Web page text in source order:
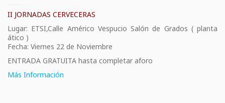
II JORNADAS CERVECERAS
Lugar: ETSI,Calle Américo Vespucio Salón de Grados ( planta
ático )
Fecha: Viernes 22 de Noviembre
ENTRADA GRATUITA hasta completar aforo
Más Información